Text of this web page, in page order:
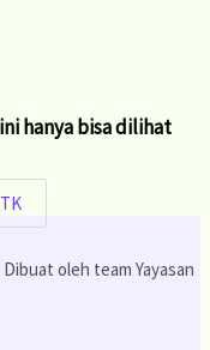
hanya bisa dilihat
oleh team Yayasan